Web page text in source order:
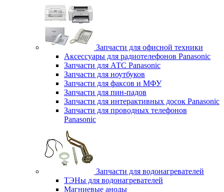
Запчасти для офисной техники
Аксессуары для радиотелефонов Panasonic
Запчасти для АТС Panasonic
Запчасти для ноутбуков
Запчасти для факсов и МФУ
Запчасти для пин-падов
Запчасти для интерактивных досок Panasonic
Запчасти для проводных телефонов
Panasonic
Запчасти для водонагревателей
ТЭНы для водонагревателей
Магниевые аноды